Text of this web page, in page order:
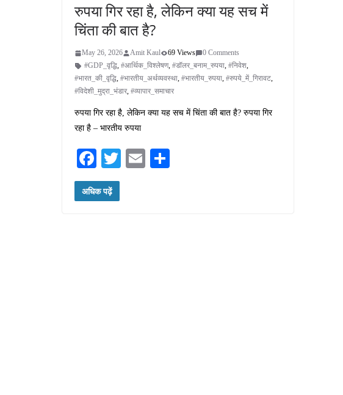
रुपया गिर रहा है, लेकिन क्या यह सच में
चिंता की बात है?
May 26, 2026 Amit Kaul 69 Views
0 Comments
#GDP_वृद्धि, #आर्थिक_विश्लेषण, #डॉलर_बनाम_रुपया, #निवेश,
#भारत_की_वृद्धि, #भारतीय_अर्थव्यवस्था, #भारतीय_रुपया, #रुपये_में_गिरावट,
#विदेशी_मुद्रा_भंडार, #व्यापार_समाचार
रुपया गिर रहा है, लेकिन क्या यह सच में चिंता की बात है? रुपया गिर
रहा है – भारतीय रुपया
Fa
ce
bo
T
E
अधिक पढ़ें